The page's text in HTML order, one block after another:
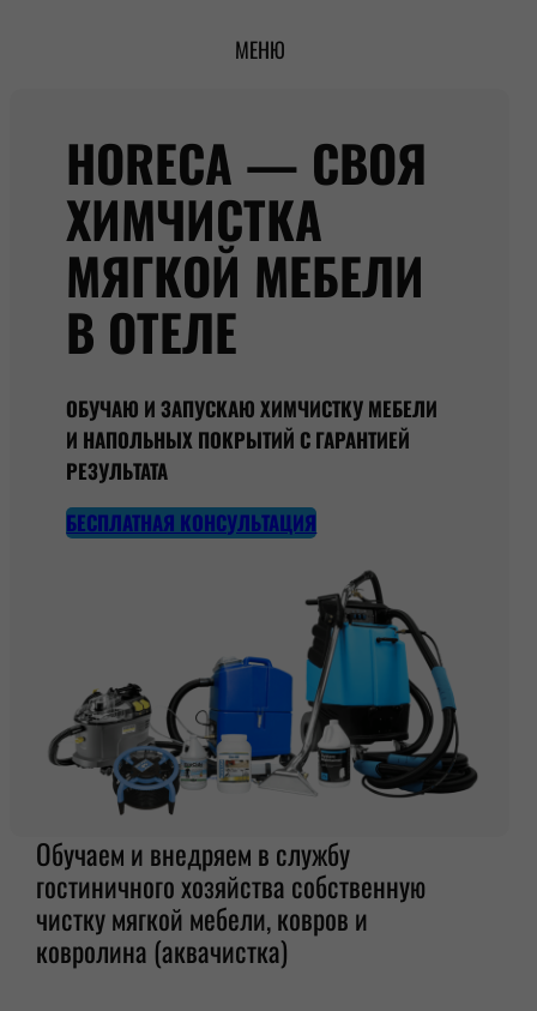
МЕНЮ
HORECA — СВОЯ
ХИМЧИСТКА
МЯГКОЙ МЕБЕЛИ
В ОТЕЛЕ
ОБУЧАЮ И ЗАПУСКАЮ ХИМЧИСТКУ МЕБЕЛИ
И НАПОЛЬНЫХ ПОКРЫТИЙ С ГАРАНТИЕЙ
РЕЗУЛЬТАТА
БЕСПЛАТНАЯ КОНСУЛЬТАЦИЯ
Обучаем и внедряем в службу
гостиничного хозяйства собственную
чистку мягкой мебели, ковров и
ковролина (аквачистка)